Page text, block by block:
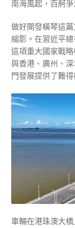
南海風起，百舸爭
做好開發橫琴這
縮影。在習近平
這項重大國家戰
與香港、廣州、
門發展提供了難
車輛在港珠澳大